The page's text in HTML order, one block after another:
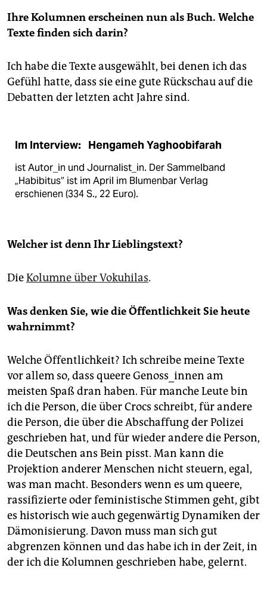
Ihre Kolumnen erscheinen nun als Buch. Welche
Texte finden sich darin?
Ich habe die Texte ausgewählt, bei denen ich das
Gefühl hatte, dass sie eine gute Rückschau auf die
Debatten der letzten acht Jahre sind.
Im Interview: ​ Hengameh Yaghoobifarah ​
ist Autor_in und Journalist_in. Der Sammelband
„Habibitus“ ist im April im Blumenbar Verlag
erschienen (334 S., 22 Euro).
Welcher ist denn Ihr Lieblingstext?
DieKolumne über Vokuhilas.
Was denken Sie, wie die Öffentlichkeit Sie heute
wahrnimmt?
Welche Öffentlichkeit? Ich schreibe meine Texte
vor allem so, dass queere Genoss_innen am
meisten Spaß dran haben. Für manche Leute bin
ich die Person, die über Crocs schreibt, für andere
die Person, die über die Abschaffung der Polizei
geschrieben hat, und für wieder andere die Person,
die Deutschen ans Bein pisst. Man kann die
Projektion anderer Menschen nicht steuern, egal,
was man macht. Besonders wenn es um queere,
rassifizierte oder feministische Stimmen geht, gibt
es historisch wie auch gegenwärtig Dynamiken der
Dämonisierung. Davon muss man sich gut
abgrenzen können und das habe ich in der Zeit, in
der ich die Kolumnen geschrieben habe, gelernt.